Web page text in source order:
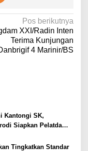
Pos berikutnya
XXI/Radin Inten
Terima Kunjungan
4 Marinir/BS
Kantongi SK,
Siapkan Pelatda
Porwanas 2027
Tingkatkan Standar